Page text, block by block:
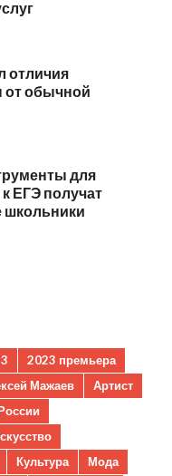
отличия
обычной
для
ЕГЭ получат
школьники
2023 премьера
Мажаев
Артист
Культура
Мода